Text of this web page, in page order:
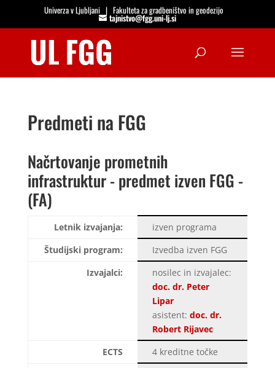
Univerza v Ljubljani |Fakulteta za gradbeništvo in geodezijo
tajnistvo@fgg.uni-lj.si
Predmeti na FGG
Načrtovanje prometnih
infrastruktur - predmet izven FGG -
(FA)
Letnik izvajanja:
izven programa
Študijski program:
Izvedba izven FGG
Izvajalci:
nosilec in izvajalec:
doc. dr. Peter
Lipar
asistent: doc. dr.
Robert Rijavec
ECTS
4 kreditne točke